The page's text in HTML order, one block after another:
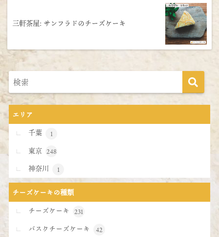
三軒茶屋: サンフラドのチーズケーキ
エリア
千葉
1
東京 248
神奈川 1
チーズケーキの種類
チーズケーキ
231
バスクチーズケーキ 42